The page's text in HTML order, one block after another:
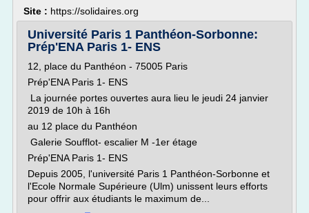
Site : https://solidaires.org
Université Paris 1 Panthéon-Sorbonne:
Prép'ENA Paris 1- ENS
12, place du Panthéon - 75005 Paris
Prép'ENA Paris 1- ENS
La journée portes ouvertes aura lieu le jeudi 24 janvier
2019 de 10h à 16h
au 12 place du Panthéon
Galerie Soufflot- escalier M -1er étage
Prép'ENA Paris 1- ENS
Depuis 2005, l'université Paris 1 Panthéon-Sorbonne et
l'Ecole Normale Supérieure (Ulm) unissent leurs efforts
pour offrir aux étudiants le maximum de...